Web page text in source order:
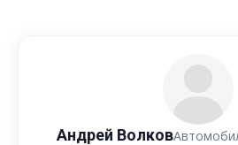
Андрей Волков